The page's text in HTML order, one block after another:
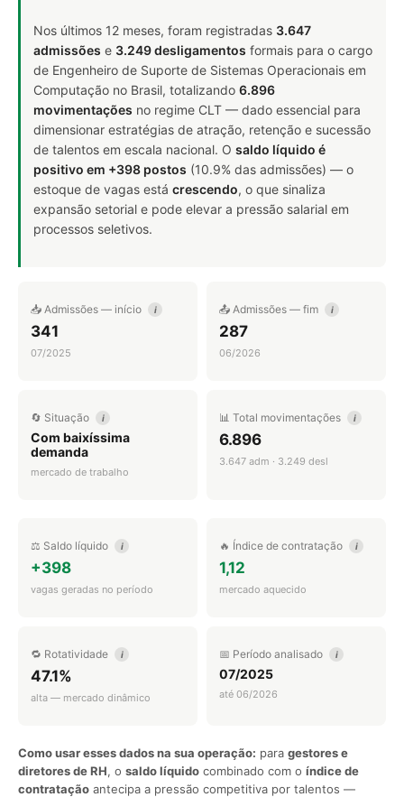
Nos últimos 12 meses, foram registradas 3.647
admissões e 3.249 desligamentos formais para o cargo
de Engenheiro de Suporte de Sistemas Operacionais em
Computação no Brasil, totalizando 6.896
movimentações no regime CLT — dado essencial para
dimensionar estratégias de atração, retenção e sucessão
de talentos em escala nacional. O saldo líquido é
positivo em +398 postos (10.9% das admissões) — o
estoque de vagas está crescendo, o que sinaliza
expansão setorial e pode elevar a pressão salarial em
processos seletivos.
📥 Admissões — início i
341
07/2025
📤 Admissões — fim i
287
06/2026
🔄 Situação i
Com baixíssima
demanda
mercado de trabalho
📊 Total movimentações i
6.896
3.647 adm · 3.249 desl
⚖️ Saldo líquido i
+398
vagas geradas no período
🔥 Índice de contratação i
1,12
mercado aquecido
🔁 Rotatividade i
47.1%
alta — mercado dinâmico
📅 Período analisado i
07/2025
até 06/2026
Como usar esses dados na sua operação: para gestores e
diretores de RH, o saldo líquido combinado com o índice de
contratação antecipa a pressão competitiva por talentos —